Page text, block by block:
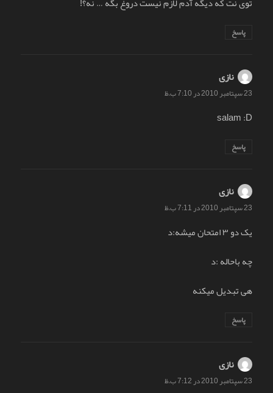
پاسخ
نازی
23 سپتامبر 2010 در 7:10 ب.ظ
salam :D
پاسخ
نازی
23 سپتامبر 2010 در 7:11 ب.ظ
یک دو ۳ امتحان میشه:د
چه باحاله :د
هی تبدیل میکنه
پاسخ
نازی
23 سپتامبر 2010 در 7:12 ب.ظ